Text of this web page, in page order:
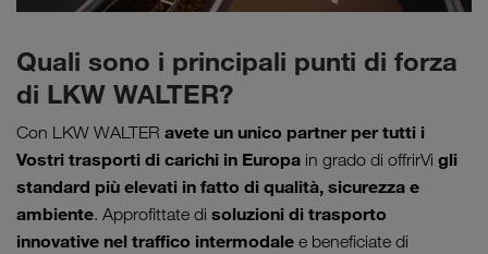
Quali sono i principali punti di forza
di LKW WALTER?
Con LKW WALTER avete un unico partner per tutti i
Vostri trasporti di carichi in Europa in grado di offrirVi gli
standard più elevati in fatto di qualità, sicurezza e
ambiente. Approfittate di soluzioni di trasporto
innovative nel traffico intermodale e beneficiate di